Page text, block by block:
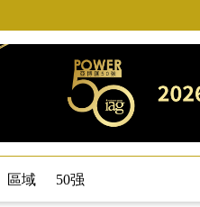
區域 50强